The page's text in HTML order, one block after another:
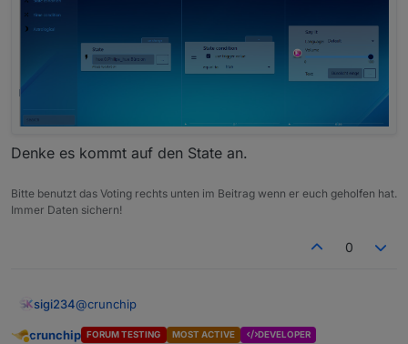
als Sprachausgabe kommt aber mein Wetterbericht
Denke es kommt auf den State an.
Bitte benutzt das Voting rechts unten im Beitrag wenn er euch geholfen hat.
Immer Daten sichern!
0
sigi234@crunchip
crunchip FORUM TESTING MOST ACTIVE DEVELOPER